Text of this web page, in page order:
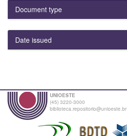
Document type
Date issued
UNIOESTE
(45) 3220-3000
biblioteca.repositorio@unioeste.br